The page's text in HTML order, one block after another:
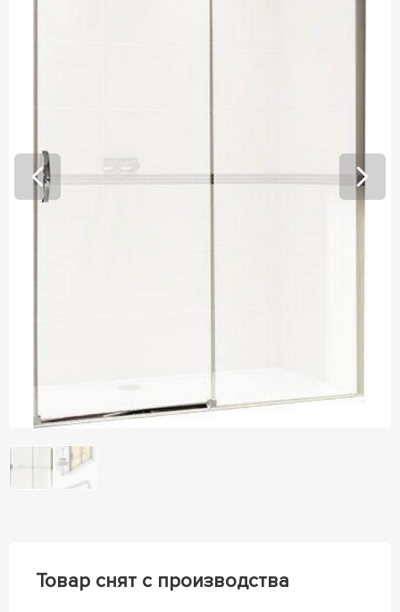
Товар снят с производства